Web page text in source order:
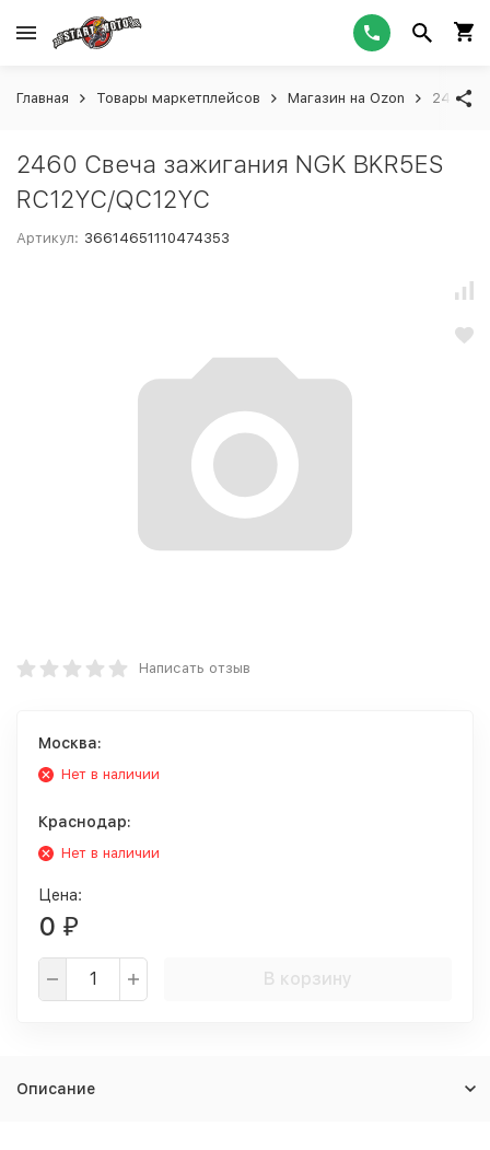
Главная Товары маркетплейсов Магазин на Ozon 2460
2460 Свеча зажигания NGK BKR5ES
RC12YC/QC12YC
Артикул: 36614651110474353
Написать отзыв
Москва:
Нет в наличии
Краснодар:
Нет в наличии
Цена:
0 ₽
В корзину
Описание